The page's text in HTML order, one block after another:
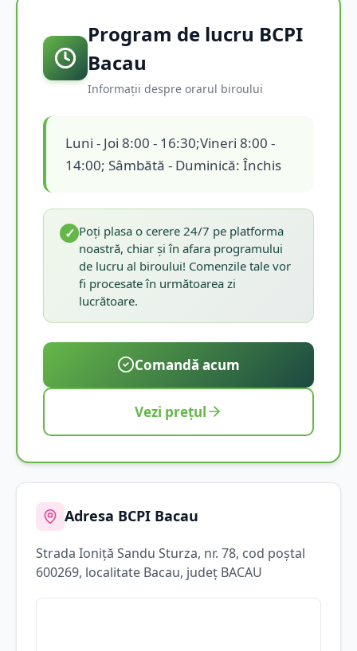
Program de lucru BCPI
Bacau
Informații despre orarul biroului
Luni - Joi 8:00 - 16:30;Vineri 8:00 -
14:00; Sâmbătă - Duminică: Închis
✓ Poți plasa o cerere 24/7 pe platforma
noastră, chiar și în afara programului
de lucru al biroului! Comenzile tale vor
fi procesate în următoarea zi
lucrătoare.
Comandă acum
Vezi prețul
Adresa BCPI Bacau
Strada Ioniţă Sandu Sturza, nr. 78, cod poștal
600269, localitate Bacau, județ BACAU